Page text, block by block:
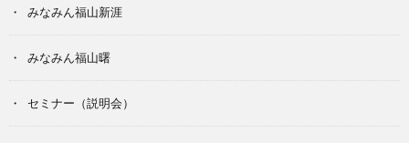
みなみん福山新涯
みなみん福山曙
セミナー（説明会）